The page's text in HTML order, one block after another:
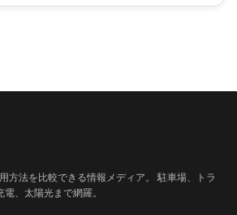
方法を比較できる情報メディア。 駐車場、トラ
、太陽光まで網羅。